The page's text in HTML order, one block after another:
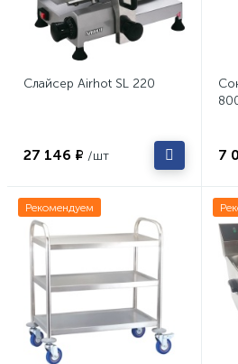
Слайсер Airhot SL 220
27 146 ₽ /шт 7
Рекомендуем